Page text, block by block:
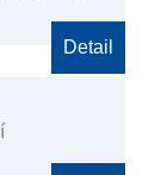
Detail